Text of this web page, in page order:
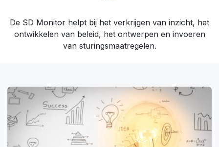
De SD Monitor helpt bij het verkrijgen van inzicht, het
ontwikkelen van beleid, het ontwerpen en invoeren
van sturingsmaatregelen.